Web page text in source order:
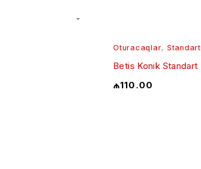
Oturacaqlar, Standart
Betis Konik Standart
₼110.00